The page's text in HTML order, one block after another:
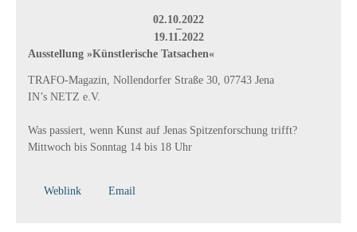
02.10.2022
–
19.11.2022
Ausstellung »Künstlerische Tatsachen«
TRAFO-Magazin, Nollendorfer Straße 30, 07743 Jena
IN’s NETZ e.V.
Was passiert, wenn Kunst auf Jenas Spitzenforschung trifft?
Mittwoch bis Sonntag 14 bis 18 Uhr
Weblink Email